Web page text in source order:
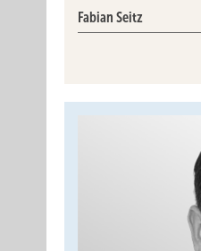
Fabian Seitz